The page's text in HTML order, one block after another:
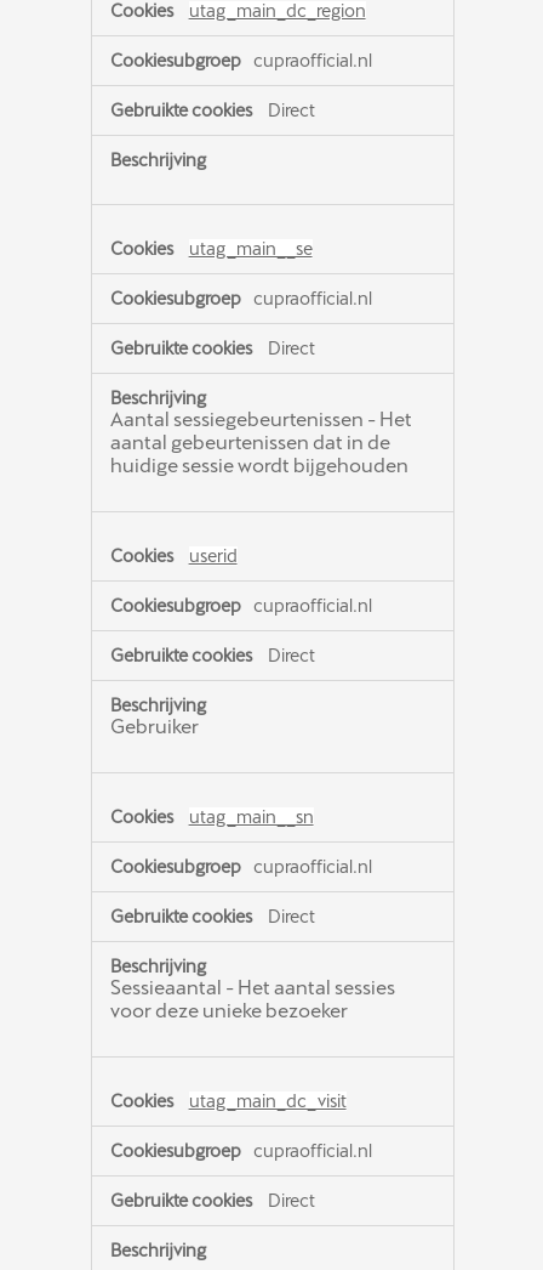
utag_main_dc_region
cupraofficial.nl
Direct
utag_main__se
cupraofficial.nl
Direct
Aantal sessiegebeurtenissen - Het
aantal gebeurtenissen dat in de
huidige sessie wordt bijgehouden
userid
cupraofficial.nl
Direct
Gebruiker
utag_main__sn
cupraofficial.nl
Direct
Sessieaantal - Het aantal sessies
voor deze unieke bezoeker
utag_main_dc_visit
cupraofficial.nl
Direct